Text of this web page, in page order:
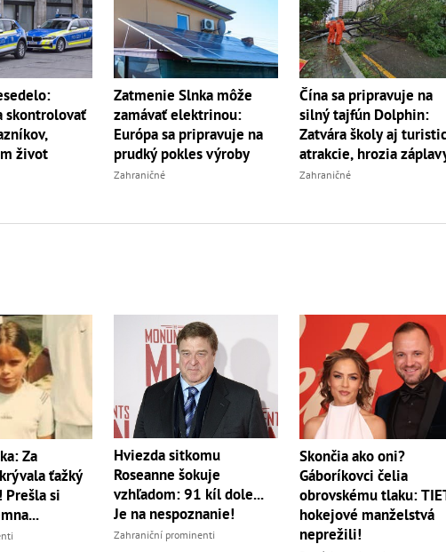
skontrolovať
život
Zatmenie Slnka môže
zamávať elektrinou:
Európa sa pripravuje na
prudký pokles výroby
Zahraničné
Čína sa pripravuje na
silný tajfún Dolphin:
Zatvára školy aj
atrakcie, hrozia
Zahraničné
Za
ťažký
si
Hviezda sitkomu
Roseanne šokuje
vzhľadom: 91 kíl dole...
Je na nespoznanie!
Zahraniční prominenti
Skončia ako oni?
Gáboríkovci čelia
obrovskému tlaku:
hokejové manželstvá
neprežili!